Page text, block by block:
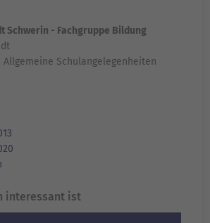
Schwerin - Fachgruppe Bildung
Schulangelegenheiten
interessant ist